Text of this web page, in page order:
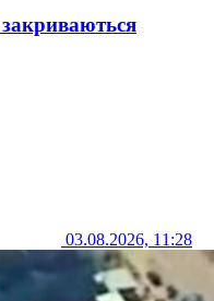
03.08.2026, 11:28